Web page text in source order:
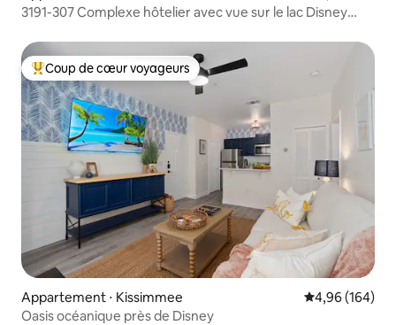
3191-307 Complexe hôtelier avec vue sur le lac Disney
Coups de cœur voyageurs les plus appréciés
Coup de cœur voyageurs
Appartement ⋅ Kissimmee Évaluation
4,96 (164)
Oasis océanique près de Disney